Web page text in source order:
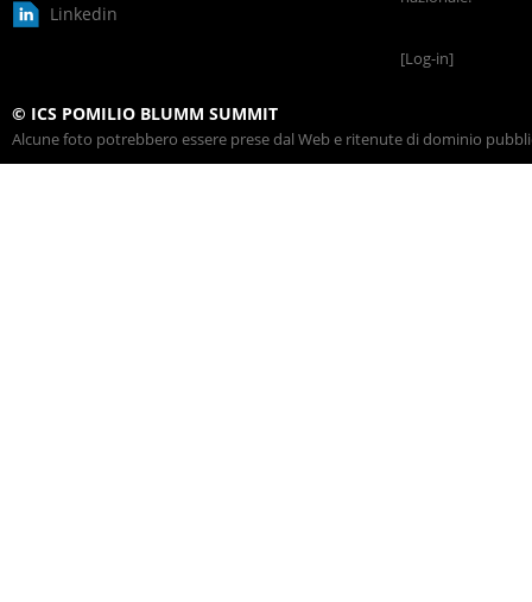
Linkedin
[Log-in]
© ICS POMILIO BLUMM SUMMIT
Alcune foto potrebbero essere prese dal Web e ritenute di dominio